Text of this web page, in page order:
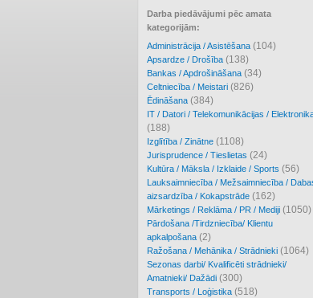
Darba piedāvājumi pēc amata
kategorijām:
Administrācija / Asistēšana (104)
Apsardze / Drošība (138)
Bankas / Apdrošināšana (34)
Celtniecība / Meistari (826)
Ēdināšana (384)
IT / Datori / Telekomunikācijas /
(188)
Izglītība / Zinātne (1108)
Jurisprudence / Tieslietas (24)
Kultūra / Māksla / Izklaide / Sports (56)
Lauksaimniecība / Mežsaimniecība /
aizsardzība / Kokapstrāde (162)
Mārketings / Reklāma / PR / Mediji (1050)
Pārdošana /Tirdzniecība/ Klientu
apkalpošana (2)
Ražošana / Mehānika / Strādnieki (1064)
Sezonas darbi/ Kvalificēti strādnieki/
Amatnieki/ Dažādi (300)
Transports / Loģistika (518)